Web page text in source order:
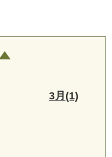
3月(1)